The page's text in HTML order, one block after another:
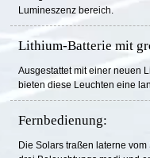
Lumineszenz bereich.
Lithium-Batterie mit
Ausgestattet mit einer neuen
bieten diese Leuchten eine
Fernbedienung:
Die Solars traßen laterne